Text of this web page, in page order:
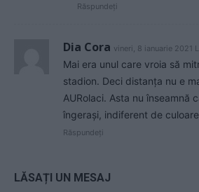
Răspundeți
Dia Cora vineri, 8 ianuarie 2021
Mai era unul care vroia să
stadion. Deci distanța nu e
AURolaci. Asta nu înseamnă
îngerași, indiferent de
Răspundeți
LĂSAȚI UN MESAJ